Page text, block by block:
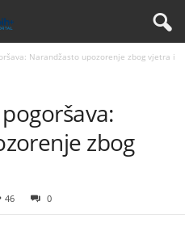
Narandžasto upozorenje zbog vjetra i
zbog
46 0